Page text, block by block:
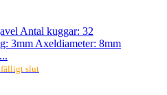
Antal kuggar: 32
3mm Axeldiameter: 8mm
slut